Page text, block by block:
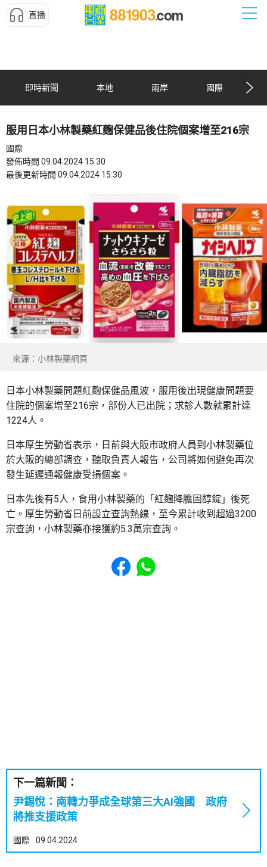
直播
即時新聞 本地 兩岸 國際
服用日本小林製藥紅麴保健品後住院個案增至216宗
國際
發佈時間 09.04.2024 15:30
最後更新時間 09.04.2024 15:30
來源：小林製藥網頁
日本小林製藥問題紅麴保健品風波，服用後出現健康問題要
住院的個案增至216宗，部份人已出院；求診人數就累計達
1224人。
日本厚生勞動省表示，日前與大阪市政府人員到小林製藥位
於大阪的總部調查，聽取負責人報告，公司將如何避免再次
發生延遲通報健康受損個案。
日本先後有5人，食用小林製藥的「紅麴降膽固醇錠」後死
亡。厚生勞動省日前設立查詢熱線，至今累計收到超過3200
宗查詢，小林製藥亦接獲約5.3萬宗查詢。
Share to Facebook
Share to WhatsApp
下一篇新聞：
尹錫悅：南韓力爭成全球第三大AI強國 政府
將推支援政策
國際 09.04.2024